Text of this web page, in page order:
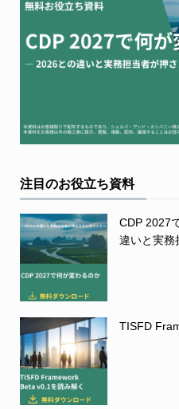
注目のお役立ち資料
CDP 2027
違いと実
TISFD